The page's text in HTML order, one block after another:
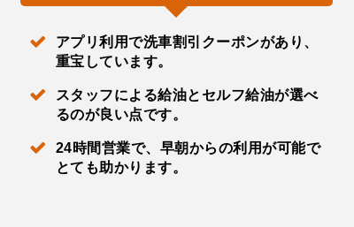
アプリ利用で洗車割引クーポンがあり、
重宝しています。
スタッフによる給油とセルフ給油が選べ
るのが良い点です。
24時間営業で、早朝からの利用が可能で
とても助かります。